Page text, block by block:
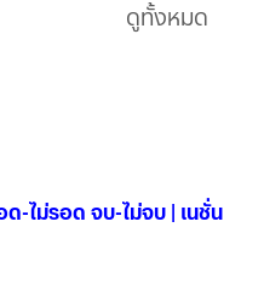
ดูทั้งหมด
-ไม่รอด จบ-ไม่จบ | เนชั่น